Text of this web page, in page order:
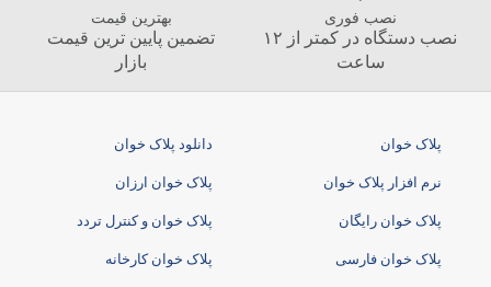
نصب فوری
نصب دستگاه در کمتر از ۱۲
ساعت
بهترین قیمت
تضمین پایین ترین قیمت
بازار
پلاک خوان
نرم افزار پلاک خوان
پلاک خوان رایگان
پلاک خوان فارسی
دانلود پلاک خوان
پلاک خوان ارزان
پلاک خوان و کنترل تردد
پلاک خوان کارخانه